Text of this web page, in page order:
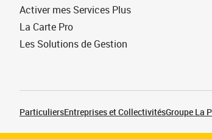
Activer mes Services Plus
La Carte Pro
Les Solutions de Gestion
ParticuliersEntreprises et CollectivitésGroupe La